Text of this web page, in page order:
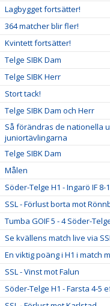
Lagbygget fortsätter!
364 matcher blir fler!
Kvintett fortsätter!
Telge SIBK Dam
Telge SIBK Herr
Stort tack!
Telge SIBK Dam och Herr
Så förändras de nationella
juniortävlingarna
Telge SIBK Dam
Målen
Söder-Telge H1 - Ingarö IF 8-1
SSL - Förlust borta mot
Tumba GOIF 5 - 4 Söder-
Se kvällens match live via
En viktig poäng i H1 i match
SSL - Vinst mot Falun
Söder-Telge H1 - Farsta 4-5